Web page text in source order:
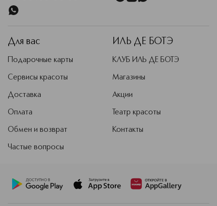
Для вас
Подарочные карты
Сервисы красоты
Доставка
Оплата
Обмен и возврат
Частые вопросы
ИЛЬ ДЕ БОТЭ
КЛУБ ИЛЬ ДЕ БОТЭ
Магазины
Акции
Театр красоты
Контакты